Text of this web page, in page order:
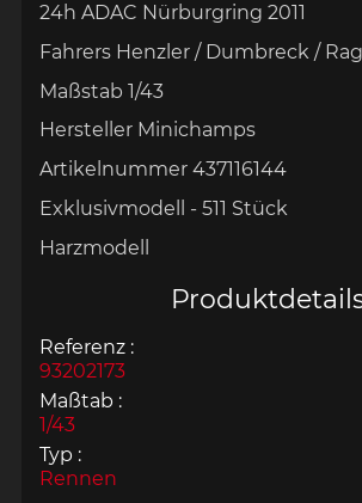
24h ADAC Nürburgring 2011
Fahrers Henzler / Dumbreck /
Maßstab 1/43
Hersteller Minichamps
Artikelnummer 437116144
Exklusivmodell - 511 Stück
Harzmodell
Referenz :
93202173
Maßtab :
1/43
Typ :
Rennen